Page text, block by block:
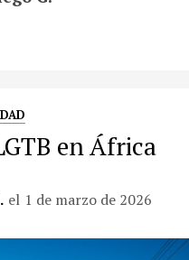
en África
el 1 de marzo de 2026